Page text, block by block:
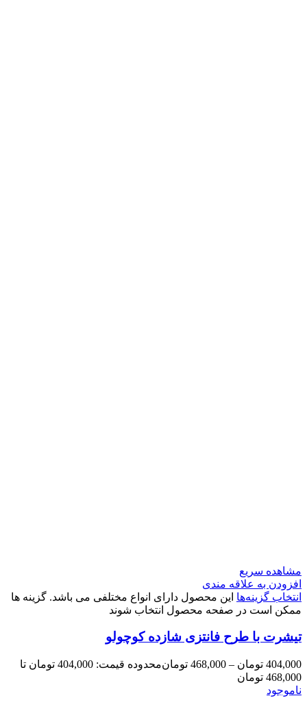
مشاهده سریع
افزودن به علاقه مندی
انتخاب گزینه‌ها این محصول دارای انواع مختلفی می باشد. گزینه ها
ممکن است در صفحه محصول انتخاب شوند
تیشرت با طرح فانتزی شازده کوچولو
404,000 تومان –
468,000 تومان
محدوده قیمت: 404,000 تومان تا
468,000 تومان
ناموجود